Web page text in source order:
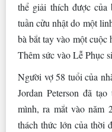
thể giải thích được của
tuần cửu nhật do một
bà bắt tay vào một cuộc
Thêm sức vào Lễ Phục
Người vợ 58 tuổi của
Jordan Peterson đã
mình, ra mắt vào năm
thách thức lớn của thời